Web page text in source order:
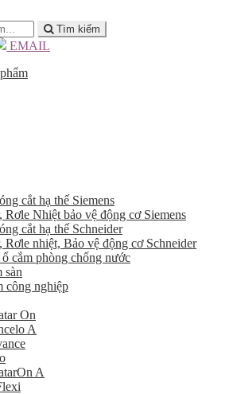
Tìm kiếm
EMAIL
cắt hạ thế Siemens
Rơle Nhiệt bảo vệ động cơ Siemens
cắt hạ thế Schneider
Rơle nhiệt, Bảo vệ động cơ Schneider
cắm phòng chống nước
sàn
công nghiệp
On
A
A